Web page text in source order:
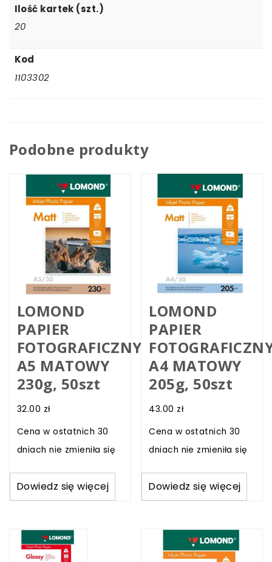
Ilość kartek (szt.)
20
Kod
1103302
Podobne produkty
LOMOND
PAPIER
FOTOGRAFICZNY
A5 MATOWY
230g, 50szt
32.00 zł
Cena w ostatnich 30
dniach nie zmieniła się
Dowiedz się więcej
LOMOND
PAPIER
A4 MATOWY
205g, 50szt
43.00 zł
Cena w ostatnich 30
dniach nie zmieniła się
Dowiedz się więcej